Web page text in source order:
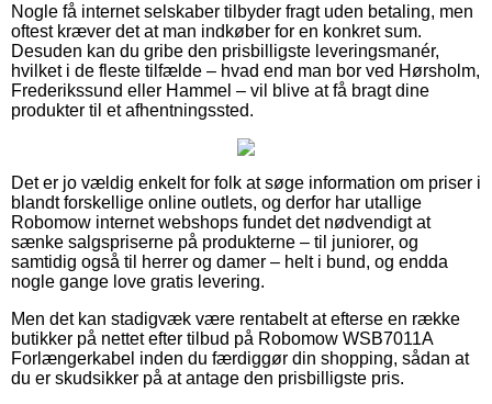
Nogle få internet selskaber tilbyder fragt uden betaling, men
oftest kræver det at man indkøber for en konkret sum.
Desuden kan du gribe den prisbilligste leveringsmanér,
hvilket i de fleste tilfælde – hvad end man bor ved Hørsholm,
Frederikssund eller Hammel – vil blive at få bragt dine
produkter til et afhentningssted.
Det er jo vældig enkelt for folk at søge information om priser i
blandt forskellige online outlets, og derfor har utallige
Robomow internet webshops fundet det nødvendigt at
sænke salgspriserne på produkterne – til juniorer, og
samtidig også til herrer og damer – helt i bund, og endda
nogle gange love gratis levering.
Men det kan stadigvæk være rentabelt at efterse en række
butikker på nettet efter tilbud på Robomow WSB7011A
Forlængerkabel inden du færdiggør din shopping, sådan at
du er skudsikker på at antage den prisbilligste pris.